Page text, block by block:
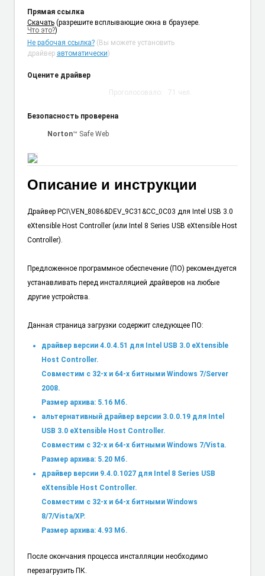
Прямая ссылка
Cкачать (разрешите всплывающие окна в браузере.
Что это?)
Не рабочая ссылка?(Вы можете установить
драйвер автоматически)
Оцените драйвер
Проголосовало: 71 чел.
Безопасность проверена
Norton™ Safe Web
Описание и инструкции
Драйвер PCI\VEN_8086&DEV_9C31&CC_0C03 для Intel USB 3.0
eXtensible Host Controller (или Intel 8 Series USB eXtensible Host
Controller).
Предложенное программное обеспечение (ПО) рекомендуется
устанавливать перед инсталляцией драйверов на любые
другие устройства.
Данная страница загрузки содержит следующее ПО:
драйвер версии 4.0.4.51 для Intel USB 3.0 eXtensible
Host Controller.
Совместим с 32-х и 64-х битными Windows 7/Server
2008.
Размер архива: 5.16 Мб.
альтернативный драйвер версии 3.0.0.19 для Intel
USB 3.0 eXtensible Host Controller.
Совместим с 32-х и 64-х битными Windows 7/Vista.
Размер архива: 5.20 Мб.
драйвер версии 9.4.0.1027 для Intel 8 Series USB
eXtensible Host Controller.
Совместим с 32-х и 64-х битными Windows
8/7/Vista/XP.
Размер архива: 4.93 Мб.
После окончания процесса инсталляции необходимо
перезагрузить ПК.